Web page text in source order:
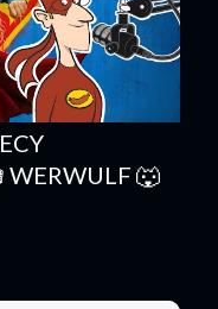
WERWULF 🐺